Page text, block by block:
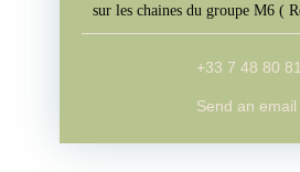
sur les chaines du groupe M6 (
jours l'emission sur M6+, W9,
+33 7 48 80
Send an email